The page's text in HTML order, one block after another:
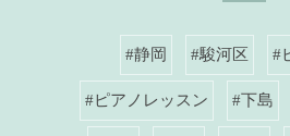
#静岡 #駿河区 #
#ピアノレッスン #下島